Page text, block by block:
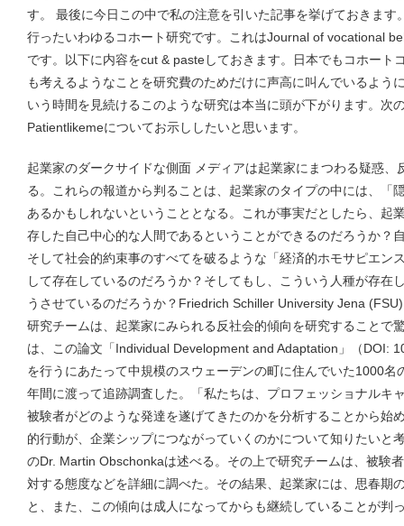
す。 最後に今日この中で私の注意を引いた記事を挙げておきます
行ったいわゆるコホート研究です。これはJournal of vocational
です。以下に内容をcut & pasteしておきます。日本でもコホート
も考えるようなことを研究費のためだけに声高に叫んでいるよう
いう時間を見続けるこのような研究は本当に頭が下がります。次
Patientlikemeについてお示ししたいと思います。
起業家のダークサイドな側面 メディアは起業家にまつわる疑惑
る。これらの報道から判ることは、起業家のタイプの中には、「
あるかもしれないということとなる。これが事実だとしたら、起
存した自己中心的な人間であるということができるのだろうか？
そして社会的約束事のすべてを破るような「経済的ホモサピエン
して存在しているのだろうか？そしてもし、こういう人種が存在
うさせているのだろうか？Friedrich Schiller University Jena
研究チームは、起業家にみられる反社会的傾向を研究することで
は、この論文「Individual Development and Adaptation」（DOI:
を行うにあたって中規模のスウェーデンの町に住んでいた1000
年間に渡って追跡調査した。「私たちは、プロフェッショナルキ
被験者がどのような発達を遂げてきたのかを分析することから始
的行動が、企業シップにつながっていくのかについて知りたいと
のDr. Martin Obschonkaは述べる。その上で研究チームは、被験
対する態度などを詳細に調べた。その結果、起業家には、思春期
と、また、この傾向は成人になってからも継続していることが判